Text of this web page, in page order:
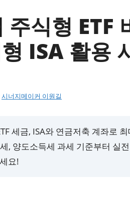
식형 ETF
ISA 활용
시너지메이커 이원길
세금, ISA와 연금저축 계좌로
, 양도소득세 과세 기준부터 실
요!